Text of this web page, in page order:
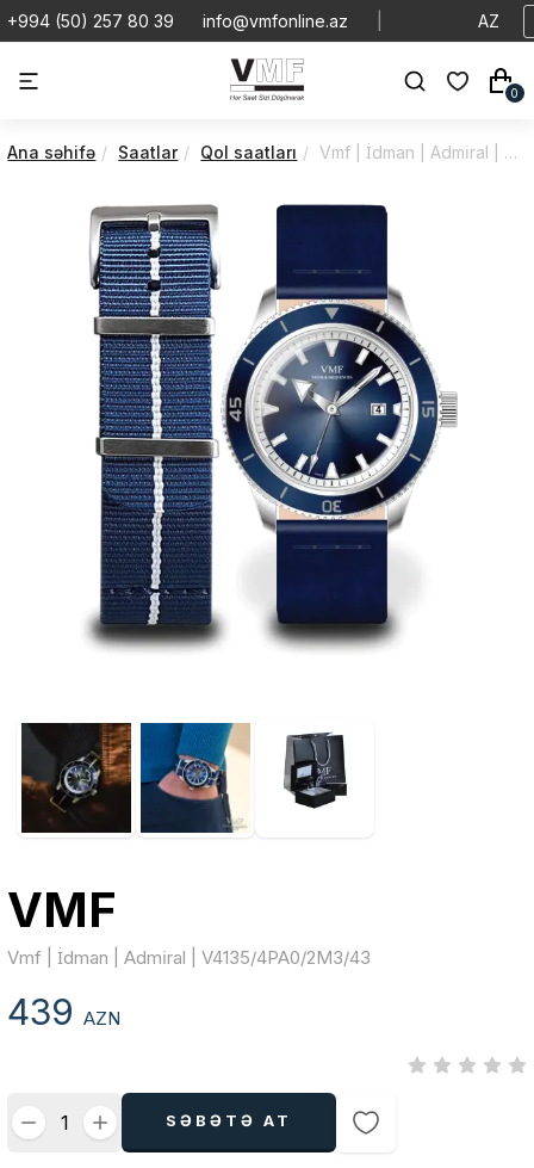
+994 (50) 257 80 39 info@vmfonline.az AZ
0
Ana səhifə Saatlar Qol saatları Vmf | İdman | Admi̇ral | V4135/4PA0/2M3/43
VMF
Vmf | İdman | Admi̇ral | V4135/4PA0/2M3/43
439AZN
SƏBƏTƏ AT